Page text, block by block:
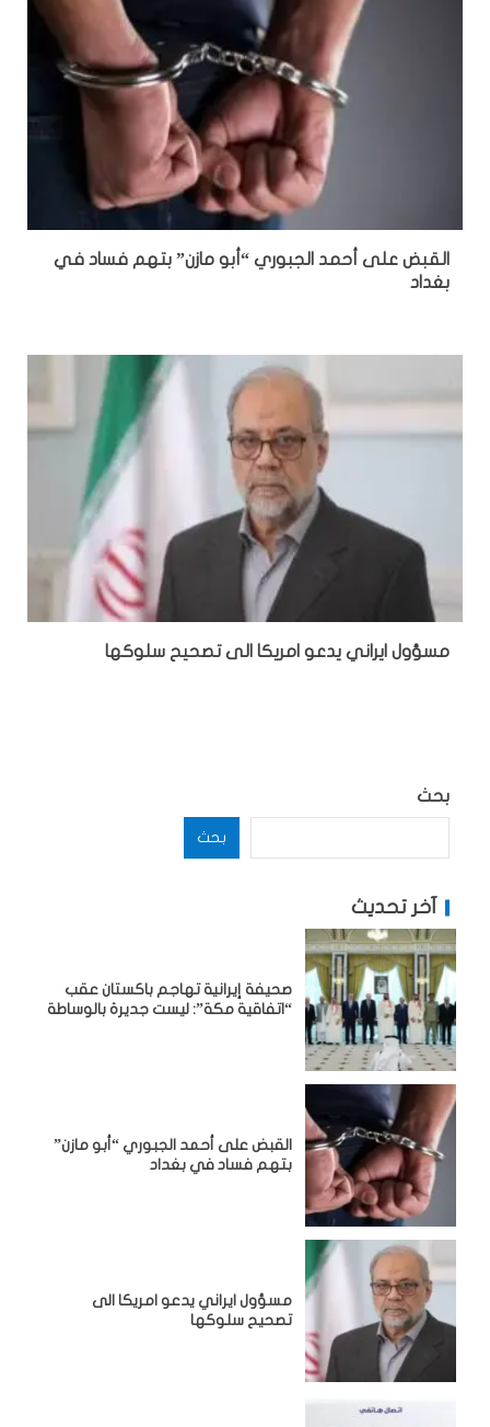
القبض على أحمد الجبوري “أبو مازن” بتهم فساد في
بغداد
مسؤول ايراني يدعو امريكا الى تصحيح سلوكها
بحث
بحث
آخر تحديث
صحيفة إيرانية تهاجم باكستان عقب
“اتفاقية مكة”: ليست جديرة بالوساطة
القبض على أحمد الجبوري “أبو مازن”
بتهم فساد في بغداد
مسؤول ايراني يدعو امريكا الى
تصحيح سلوكها